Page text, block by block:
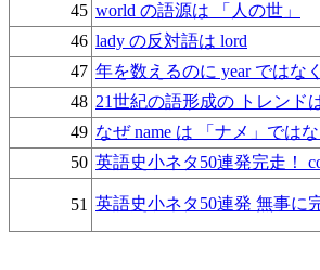
45 world の語源は 「人の世」
46 lady の反対語は lord
47 年を数えるのに year ではな
48 21世紀の語形成の トレンド
49 なぜ name は 「ナメ」では
50 英語史小ネタ50連発完走！
51 英語史小ネタ50連発 無事に